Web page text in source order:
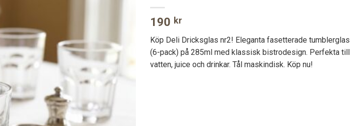
190 kr
Köp Deli Dricksglas nr2! Eleganta fasetterade tumblerglas
(6-pack) på 285ml med klassisk bistrodesign. Perfekta till
vatten, juice och drinkar. Tål maskindisk. Köp nu!